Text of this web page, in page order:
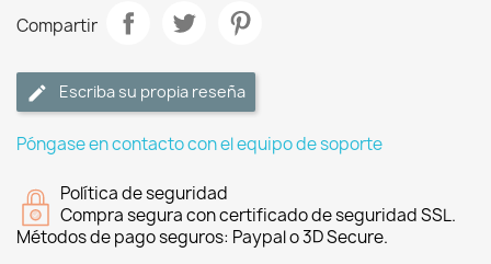
Compartir
Escriba su propia reseña
Póngase en contacto con el equipo de soporte
Política de seguridad
Compra segura con certificado de seguridad SSL.
Métodos de pago seguros: Paypal o 3D Secure.